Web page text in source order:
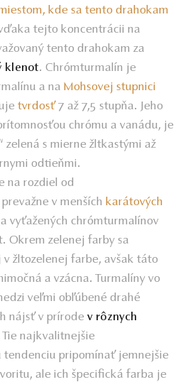
kde sa tento drahokam
tejto koncentrácii na
tento drahokam za
klenot. Chrómturmalín je
a naMohsovej stupnici
tvrdosť7 až 7,5 stupňa. Jeho
chrómu a vanádu, je
zelená s mierne žltkastými až
odtieňmi.
na rozdiel od
prevažne v menších karátových
vyťažených chrómturmalínov
Okrem zelenej farby sa
žltozelenej farbe, avšak táto
a vzácna. Turmalíny vo
veľmi obľúbené drahé
nájsť v prírodev rôznych
Tie najkvalitnejšie
pripomínať jemnejšie
ale ich špecifická farba je